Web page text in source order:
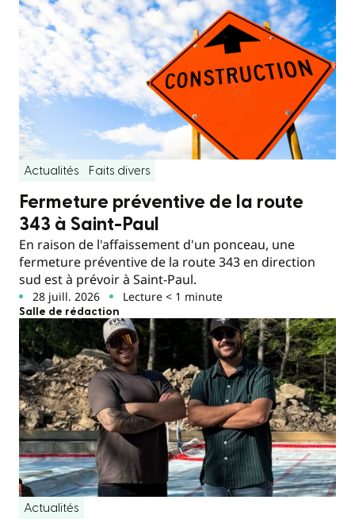
Actualités Faits divers
Fermeture préventive de la route
343 à Saint-Paul
En raison de l'affaissement d'un ponceau, une
fermeture préventive de la route 343 en direction
sud est à prévoir à Saint-Paul.
28 juill. 2026 Lecture < 1 minute
Salle de rédaction
Actualités